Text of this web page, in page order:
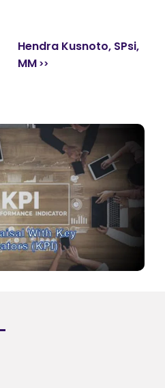
Hendra Kusnoto, SPsi,
MM